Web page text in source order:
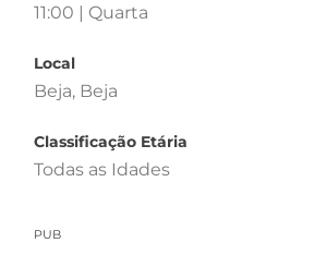
11:00 | Quarta
Local
Beja, Beja
Classificação Etária
Todas as Idades
PUB